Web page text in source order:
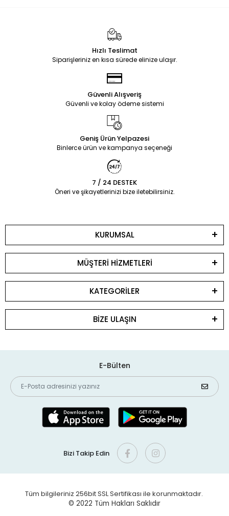
Hızlı Teslimat
Siparişleriniz en kısa sürede elinize ulaşır.
Güvenli Alışveriş
Güvenli ve kolay ödeme sistemi
Geniş Ürün Yelpazesi
Binlerce ürün ve kampanya seçeneği
7 / 24 DESTEK
Öneri ve şikayetlerinizi bize iletebilirsiniz.
KURUMSAL
MÜŞTERİ HİZMETLERİ
KATEGORİLER
BİZE ULAŞIN
E-Bülten
Bizi Takip Edin
Tüm bilgileriniz 256bit SSL Sertifikası ile korunmaktadır.
© 2022 Tüm Hakları Saklıdır